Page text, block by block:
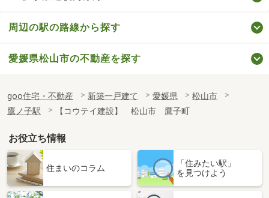
周辺の駅の路線から探す
愛媛県松山市の不動産を探す
goo住宅・不動産 新築一戸建て 愛媛県
松山市
鷹ノ子駅
【コウテイ建設】 松山市 鷹子町
お役立ち情報
住まいのコラム
「住みたい駅」
を見つけよう